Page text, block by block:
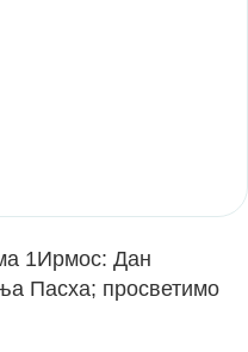
1Ирмос: Дан
Пасха; просветимо